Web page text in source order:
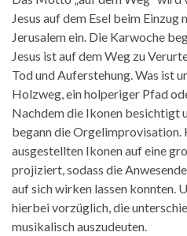
Jesus auf dem Esel beim Einzug
Jerusalem ein. Die Karwoche
Jesus ist auf dem Weg zu
Tod und Auferstehung. Was ist
Holzweg, ein holperiger Pfad
Nachdem die Ikonen besichtigt
begann die Orgelimprovisation.
ausgestellten Ikonen auf eine
projiziert, sodass die
auf sich wirken lassen konnten.
hierbei vorzüglich, die
musikalisch auszudeuten.